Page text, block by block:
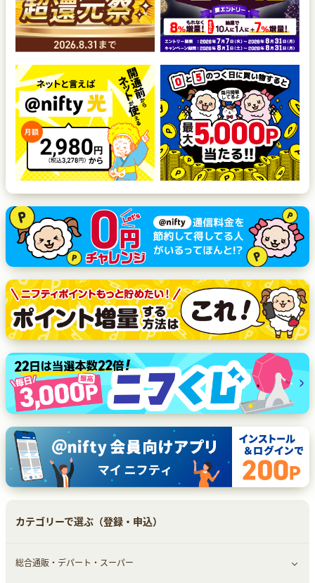
カテゴリーで選ぶ（登録・申込）
総合通販・デパート・スーパー